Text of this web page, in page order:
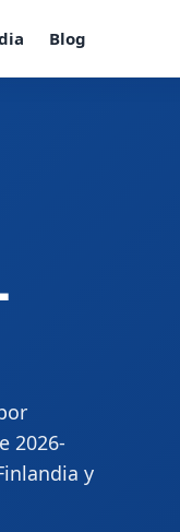
Blog
2026-
y